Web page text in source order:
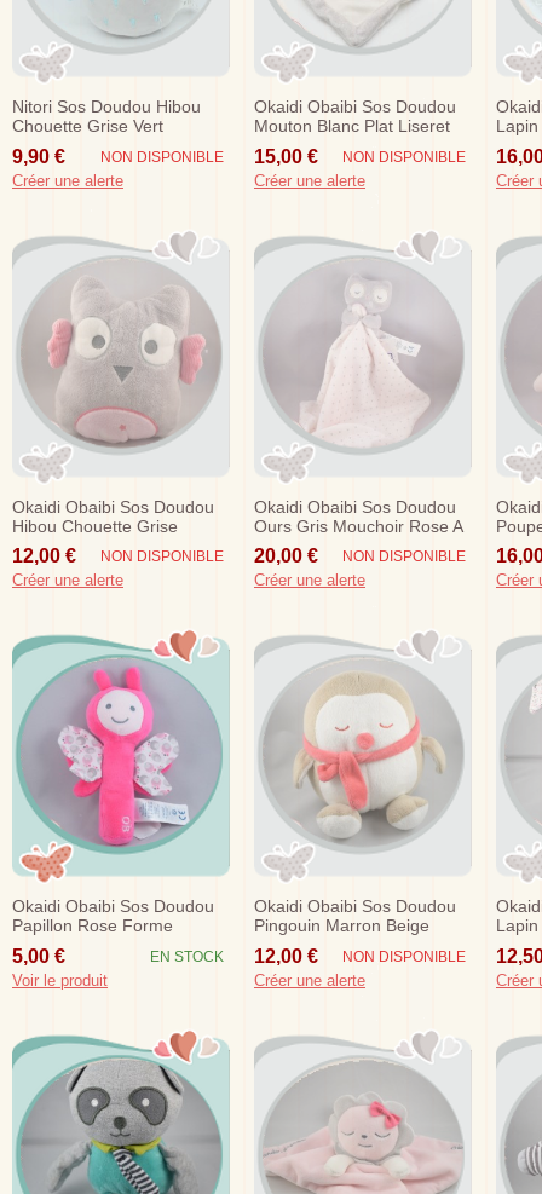
Nitori Sos Doudou Hibou
Chouette Grise Vert
Mochimochi
9,90 € NON DISPONIBLE
Créer une alerte
Okaidi Obaibi Sos Doudou
Mouton Blanc Plat Liseret
Zig Zag Gris
15,00 € NON DISPONIBLE
Créer une alerte Créer
Okaidi Obaibi Sos Doudou
Hibou Chouette Grise
Musical Rose Etoile
12,00 € NON DISPONIBLE
Créer une alerte
Okaidi Obaibi Sos Doudou
Ours Gris Mouchoir Rose A
Pois
20,00 € NON DISPONIBLE
Créer une alerte Créer
Okaidi Obaibi Sos Doudou
Papillon Rose Forme
Hochet
5,00 € EN STOCK
Voir le produit
Okaidi Obaibi Sos Doudou
Pingouin Marron Beige
Blanc Echarpe Rouge
12,00 € NON DISPONIBLE
Créer une alerte Créer